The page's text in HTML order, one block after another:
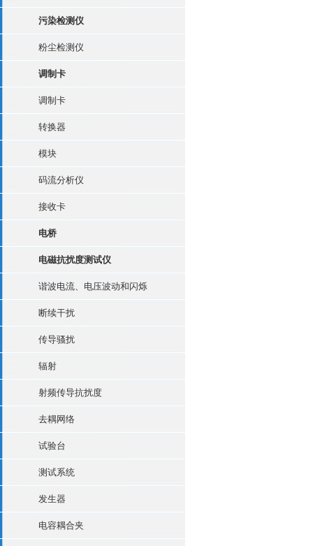
污染检测仪
粉尘检测仪
调制卡
调制卡
转换器
模块
码流分析仪
接收卡
电桥
电磁抗扰度测试仪
谐波电流、电压波动和闪烁
断续干扰
传导骚扰
辐射
射频传导抗扰度
去耦网络
试验台
测试系统
发生器
电容耦合夹